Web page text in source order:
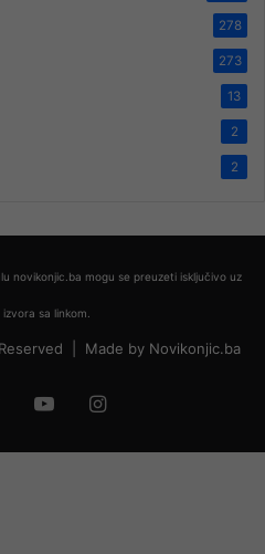
278
273
13
2
2
novikonjic.ba mogu se preuzeti isključivo uz
sa linkom.
| Made by Novikonjic.ba
TwitterYouTubeInstagram